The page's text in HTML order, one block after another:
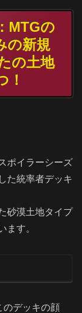
MTGの
の新規
の土地
！
ポイラーシーズ
た統率者デッキ
砂漠土地タイプ
ます。
のデッキの顔